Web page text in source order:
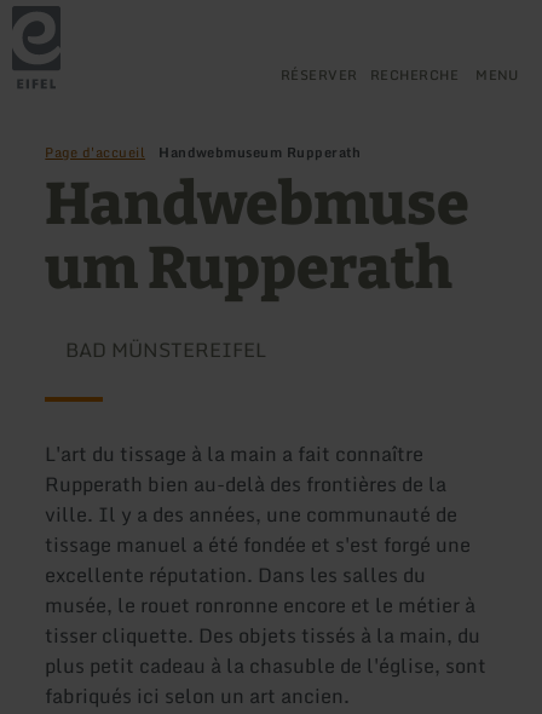
Retour
à
la
page
d'accueil
RÉSERVER RECHERCHE MENU
Page d'accueil Handwebmuseum Rupperath
Handwebmuse
um Rupperath
BAD MÜNSTEREIFEL
L'art du tissage à la main a fait connaître
Rupperath bien au-delà des frontières de la
ville. Il y a des années, une communauté de
tissage manuel a été fondée et s'est forgé une
excellente réputation. Dans les salles du
musée, le rouet ronronne encore et le métier à
tisser cliquette. Des objets tissés à la main, du
plus petit cadeau à la chasuble de l'église, sont
fabriqués ici selon un art ancien.